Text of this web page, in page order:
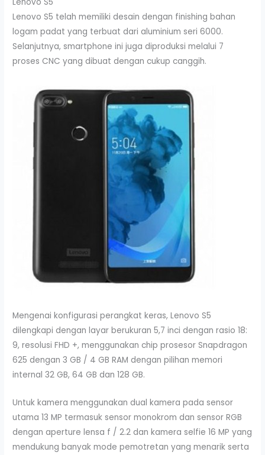
Lenovo S5 telah memiliki desain dengan finishing bahan
logam padat yang terbuat dari aluminium seri 6000.
Selanjutnya, smartphone ini juga diproduksi melalui 7
proses CNC yang dibuat dengan cukup canggih.
Mengenai konfigurasi perangkat keras, Lenovo S5
dilengkapi dengan layar berukuran 5,7 inci dengan rasio 18:
9, resolusi FHD +, menggunakan chip prosesor Snapdragon
625 dengan 3 GB / 4 GB RAM dengan pilihan memori
internal 32 GB, 64 GB dan 128 GB.
Untuk kamera menggunakan dual kamera pada sensor
utama 13 MP termasuk sensor monokrom dan sensor RGB
dengan aperture lensa f / 2.2 dan kamera selfie 16 MP yang
mendukung banyak mode pemotretan yang menarik serta